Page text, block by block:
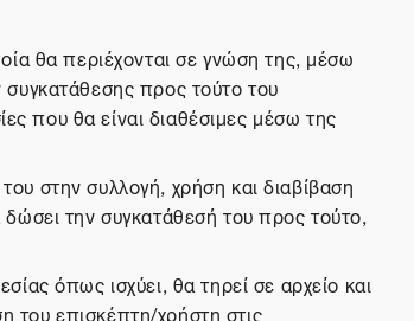
θα περιέχονται σε γνώση της, μέσω
προς τούτο του
που θα είναι διαθέσιμες μέσω της
στην συλλογή, χρήση και διαβίβαση
την συγκατάθεσή του προς τούτο,
όπως ισχύει, θα τηρεί σε αρχείο και
του επισκέπτη/χρήστη στις